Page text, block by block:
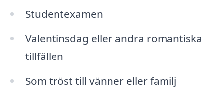
Studentexamen
Valentinsdag eller andra romantiska
tillfällen
Som tröst till vänner eller familj